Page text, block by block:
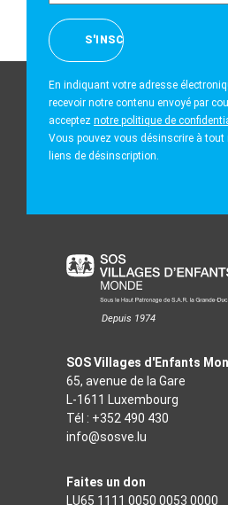
En indiquant votre adresse
recevoir notre contenu envoyé par
acceptez notre politique de
Vous pouvez vous désinscrire à
liens de désinscription.
Depuis 1974
SOS Villages d'Enfants
65, avenue de la Gare
L-1611 Luxembourg
Tél : +352 490 430
info@sosve.lu
Faites un don
LU65 1111 0050 0053 0000